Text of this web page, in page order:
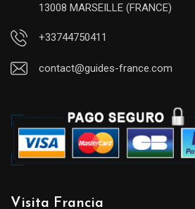
13008 MARSEILLE (FRANCE)
+33744750411
contact@guides-france.com
Visita Francia